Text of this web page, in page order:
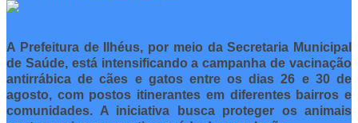
A Prefeitura de Ilhéus, por meio da Secretaria Municipal
de Saúde, está intensificando a campanha de vacinação
antirrábica de cães e gatos entre os dias 26 e 30 de
agosto, com postos itinerantes em diferentes bairros e
comunidades. A iniciativa busca proteger os animais